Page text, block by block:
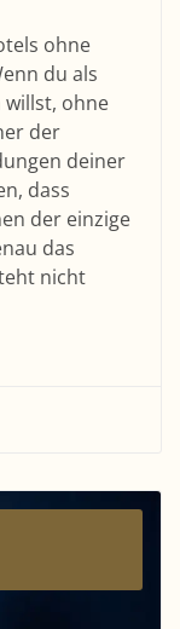
ohne
du als
ohne
der
deiner
dass
der einzige
das
nicht